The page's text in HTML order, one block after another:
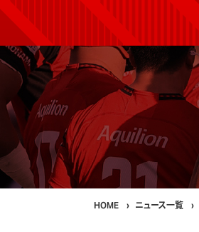
HOME ニュース一覧